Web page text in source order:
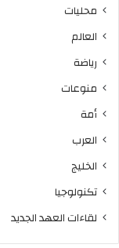
محليات
العالم
رياضة
منوعات
أمة
العرب
الخليج
تكنولوجيا
لقاءات العهد الجديد